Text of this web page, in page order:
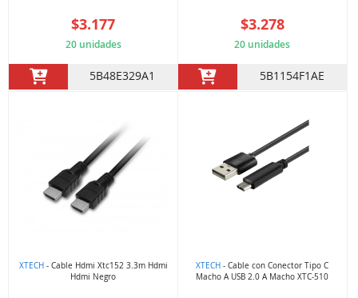
$3.177
20 unidades
5B48E329A1
$3.278
20 unidades
5B1154F1AE
XTECH - Cable Hdmi Xtc152 3.3m Hdmi
Hdmi Negro
XTECH - Cable con Conector Tipo C
Macho A USB 2.0 A Macho XTC-510